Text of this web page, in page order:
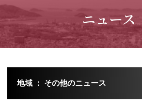
ニュース
地域 ： その他のニュース